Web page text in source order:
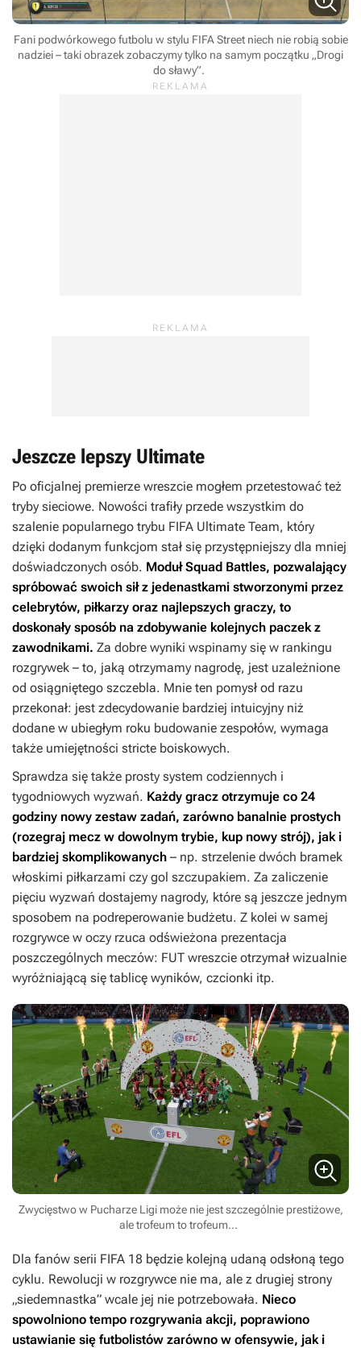
Fani podwórkowego futbolu w stylu FIFA Street niech nie robią sobie
nadziei – taki obrazek zobaczymy tylko na samym początku „Drogi
do sławy”.
Jeszcze lepszy Ultimate
Po oficjalnej premierze wreszcie mogłem przetestować też
tryby sieciowe. Nowości trafiły przede wszystkim do
szalenie popularnego trybu FIFA Ultimate Team, który
dzięki dodanym funkcjom stał się przystępniejszy dla mniej
doświadczonych osób. Moduł Squad Battles, pozwalający
spróbować swoich sił z jedenastkami stworzonymi przez
celebrytów, piłkarzy oraz najlepszych graczy, to
doskonały sposób na zdobywanie kolejnych paczek z
zawodnikami. Za dobre wyniki wspinamy się w rankingu
rozgrywek – to, jaką otrzymamy nagrodę, jest uzależnione
od osiągniętego szczebla. Mnie ten pomysł od razu
przekonał: jest zdecydowanie bardziej intuicyjny niż
dodane w ubiegłym roku budowanie zespołów, wymaga
także umiejętności stricte boiskowych.
Sprawdza się także prosty system codziennych i
tygodniowych wyzwań. Każdy gracz otrzymuje co 24
godziny nowy zestaw zadań, zarówno banalnie prostych
(rozegraj mecz w dowolnym trybie, kup nowy strój), jak i
bardziej skomplikowanych – np. strzelenie dwóch bramek
włoskimi piłkarzami czy gol szczupakiem. Za zaliczenie
pięciu wyzwań dostajemy nagrody, które są jeszcze jednym
sposobem na podreperowanie budżetu. Z kolei w samej
rozgrywce w oczy rzuca odświeżona prezentacja
poszczególnych meczów: FUT wreszcie otrzymał wizualnie
wyróżniającą się tablicę wyników, czcionki itp.
Zwycięstwo w Pucharze Ligi może nie jest szczególnie prestiżowe,
ale trofeum to trofeum…
Dla fanów serii FIFA 18 będzie kolejną udaną odsłoną tego
cyklu. Rewolucji w rozgrywce nie ma, ale z drugiej strony
„siedemnastka” wcale jej nie potrzebowała. Nieco
spowolniono tempo rozgrywania akcji, poprawiono
ustawianie się futbolistów zarówno w ofensywie, jak i